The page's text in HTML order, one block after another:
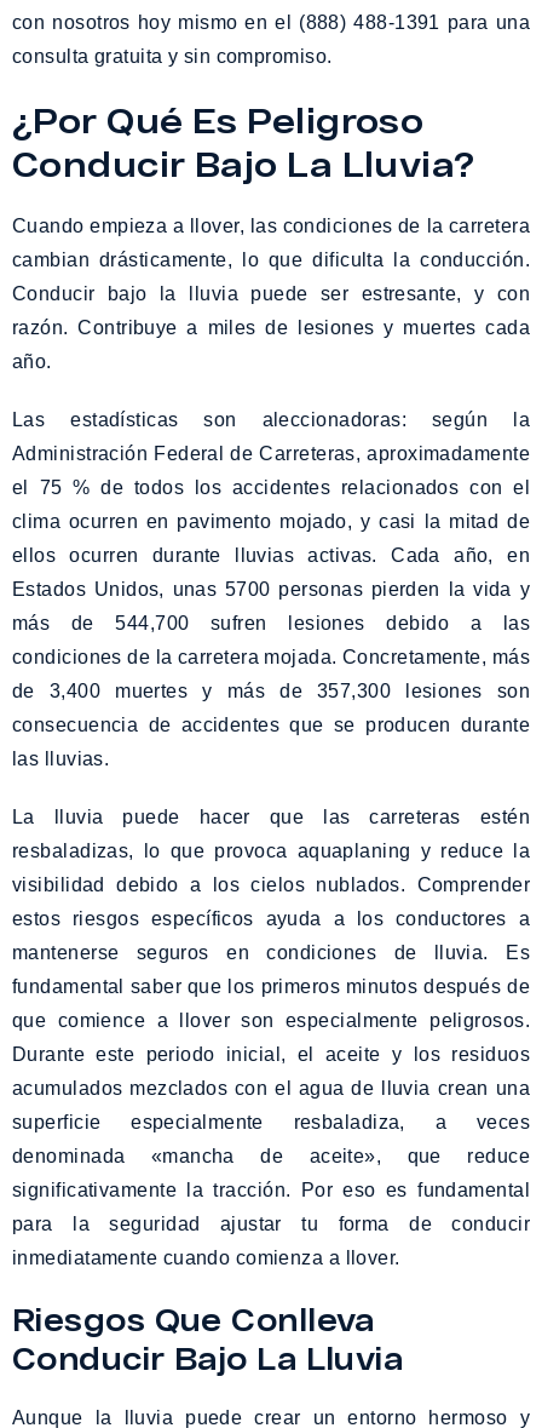
con nosotros hoy mismo en el (888) 488-1391 para una
consulta gratuita y sin compromiso.
¿Por Qué Es Peligroso
Conducir Bajo La Lluvia?
Cuando empieza a llover, las condiciones de la carretera
cambian drásticamente, lo que dificulta la conducción.
Conducir bajo la lluvia puede ser estresante, y con
razón. Contribuye a miles de lesiones y muertes cada
año.
Las estadísticas son aleccionadoras: según la
Administración Federal de Carreteras, aproximadamente
el 75 % de todos los accidentes relacionados con el
clima ocurren en pavimento mojado, y casi la mitad de
ellos ocurren durante lluvias activas. Cada año, en
Estados Unidos, unas 5700 personas pierden la vida y
más de 544,700 sufren lesiones debido a las
condiciones de la carretera mojada. Concretamente, más
de 3,400 muertes y más de 357,300 lesiones son
consecuencia de accidentes que se producen durante
las lluvias.
La lluvia puede hacer que las carreteras estén
resbaladizas, lo que provoca aquaplaning y reduce la
visibilidad debido a los cielos nublados. Comprender
estos riesgos específicos ayuda a los conductores a
mantenerse seguros en condiciones de lluvia. Es
fundamental saber que los primeros minutos después de
que comience a llover son especialmente peligrosos.
Durante este periodo inicial, el aceite y los residuos
acumulados mezclados con el agua de lluvia crean una
superficie especialmente resbaladiza, a veces
denominada «mancha de aceite», que reduce
significativamente la tracción. Por eso es fundamental
para la seguridad ajustar tu forma de conducir
inmediatamente cuando comienza a llover.
Riesgos Que Conlleva
Conducir Bajo La Lluvia
Aunque la lluvia puede crear un entorno hermoso y